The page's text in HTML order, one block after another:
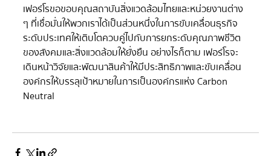
เฟอร์โรขอขอบคุณสถาบันสิ่งแวดล้อมไทยและหน่วยงานต่าง
ๆ ที่เชื่อมั่นให้พวกเราได้เป็นส่วนหนึ่งในการขับเคลื่อนธุรกิจ
ระดับประเทศให้เติบโตควบคู่ไปกับการยกระดับคุณภาพชีวิต
ของสังคมและสิ่งแวดล้อมให้ยั่งยืน อย่างไรก็ตาม เฟอร์โรจะ
เดินหน้าวิจัยและพัฒนาสินค้าให้มีประสิทธิภาพและขับเคลื่อน
องค์กรให้บรรลุเป้าหมายในการเป็นองค์กรแห่ง Carbon
Neutral